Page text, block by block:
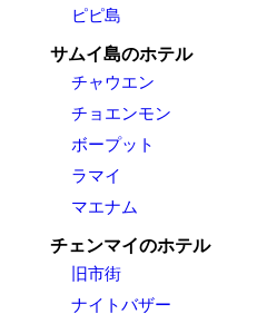
ピピ島
サムイ島のホテル
チャウエン
チョエンモン
ボープット
ラマイ
マエナム
チェンマイのホテル
旧市街
ナイトバザー